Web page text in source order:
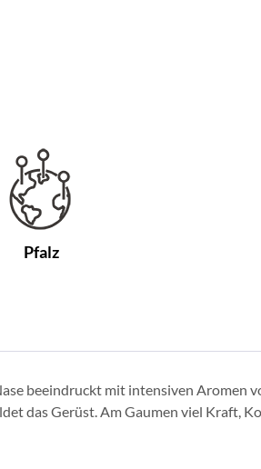
Pfalz
beeindruckt mit intensiven Aromen
das Gerüst. Am Gaumen viel Kraft,